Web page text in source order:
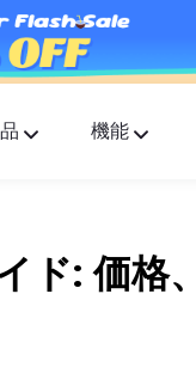
FlashGet
機能
ド: 価格